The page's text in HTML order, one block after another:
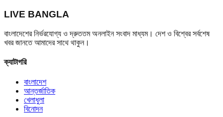
LIVE BANGLA
বাংলাদেশের নির্ভরযোগ্য ও দ্রুততম অনলাইন সংবাদ মাধ্যম। দেশ ও বিশ্বের সর্বশেষ
খবর জানতে আমাদের সাথে থাকুন।
ক্যাটাগরি
বাংলাদেশ
আন্তর্জাতিক
খেলাধুলা
বিনোদন